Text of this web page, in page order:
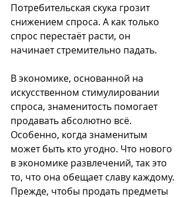
Потребительская скука грозит
снижением спроса. А как только
спрос перестаёт расти, он
начинает стремительно падать.
В экономике, основанной на
искусственном стимулировании
спроса, знаменитость помогает
продавать абсолютно всё.
Особенно, когда знаменитым
может быть кто угодно. Что нового
в экономике развлечений, так это
то, что она обещает славу каждому.
Прежде, чтобы продать предметы